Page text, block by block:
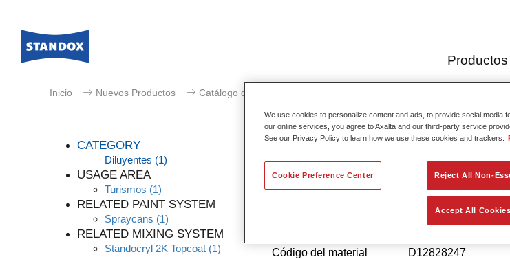
Productos
Inicio Nuevos Productos Catálogo de productos
CATEGORY
Diluyentes (1)
USAGE AREA
Turismos (1)
RELATED PAINT SYSTEM
Spraycans (1)
RELATED MIXING SYSTEM
Standocryl 2K Topcoat (1)
Standox Smart Blend Plus 5700​S
02078008
Código del material D12828247
We use cookies to personalize content and ads, to provide social media
our online services, you agree to Axalta and our third-party service
See our Privacy Policy to learn how we use these cookies and trackers.
Reject All Non-
Accept All Cookies
Cookie Preference Center